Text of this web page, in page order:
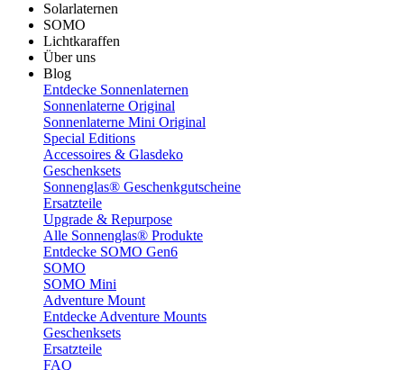
Solarlaternen
SOMO
Lichtkaraffen
Über uns
Blog
Entdecke Sonnenlaternen
Sonnenlaterne Original
Sonnenlaterne Mini Original
Special Editions
Accessoires & Glasdeko
Geschenksets
Sonnenglas® Geschenkgutscheine
Ersatzteile
Upgrade & Repurpose
Alle Sonnenglas® Produkte
Entdecke SOMO Gen6
SOMO
SOMO Mini
Adventure Mount
Entdecke Adventure Mounts
Geschenksets
Ersatzteile
FAQ